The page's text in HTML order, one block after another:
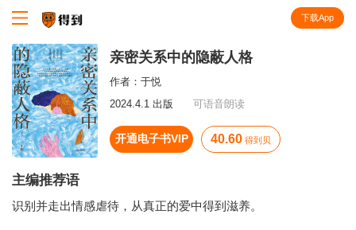
下载App
亲密关系中的隐蔽人格
作者： 于悦
2024.4.1 出版
可语音朗读
开通电子书VIP 40.60 得到贝
主编推荐语
识别并走出情感虐待，从真正的爱中得到滋养。